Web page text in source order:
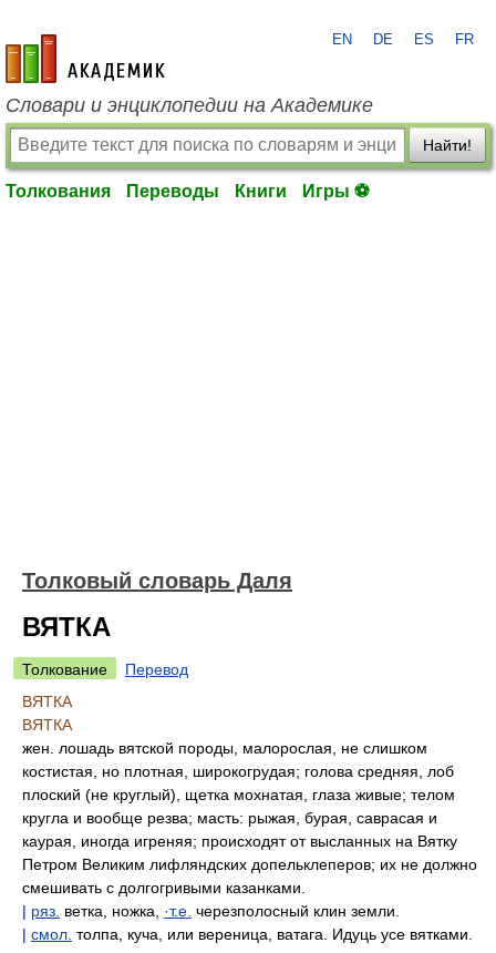
academic.ru
EN DE ES FR
Словари и энциклопедии на Академике
Найти!
Толкования Переводы Книги Игры ⚽
Толковый словарь Даля
ВЯТКА
Толкование
Перевод
ВЯТКА
ВЯТКА
жен. лошадь вятской породы, малорослая, не слишком
костистая, но плотная, широкогрудая; голова средняя, лоб
плоский (не круглый), щетка мохнатая, глаза живые; телом
кругла и вообще резва; масть: рыжая, бурая, саврасая и
каурая, иногда игреняя; происходят от высланных на Вятку
Петром Великим лифляндских допельклеперов; их не должно
смешивать с долгогривыми казанками.
| ряз. ветка, ножка, ·т.е. черезполосный клин земли.
| смол. толпа, куча, или вереница, ватага. Идуць усе вятками.